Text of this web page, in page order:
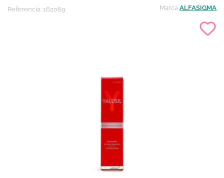
Referencia: 162069 Marca ALFASIGMA